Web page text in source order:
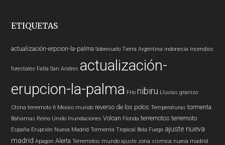
ETIQUETAS
actualización-erpcion-la-palma Sobrevuelo Tierra Argentina indonesia Incendios
forestales Falla San Andres actualización-
erupcion-la-palma Frío nibiru Lluvias granizo
China terremoto 6 Mexico mundo reverso de los polos Temperaturas tormenta
Bahamas Reino Unido Inundaciones Volcan Florida terremotos terremoto
España Erupción Nueva Madrid Tormenta Tropical Bola Fuego ajuste nueva
madrid Apagon Alerta Terremotos mundo ajuste zona sísmica nueva madrid